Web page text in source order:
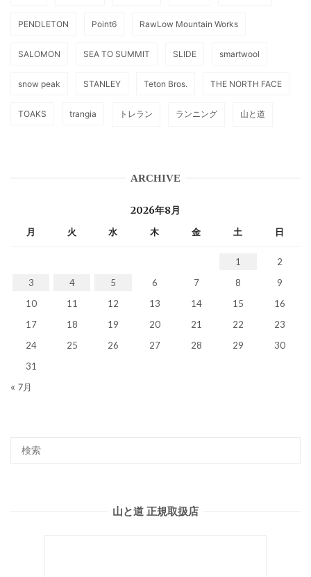
PENDLETON Point6 RawLow Mountain Works
SALOMON SEA TO SUMMIT SLIDE smartwool
snow peak STANLEY Teton Bros. THE NORTH FACE
TOAKS trangia トレラン ランニング 山と道
ARCHIVE
2026年8月
月 火 水 木 金 土 日
1
2
3
4 5 6 7 8
9
10
11 12 13 14 15
16
17
18 19 20 21 22
23
24
25 26 27 28 29
30
31
« 7月
山と道 正規取扱店